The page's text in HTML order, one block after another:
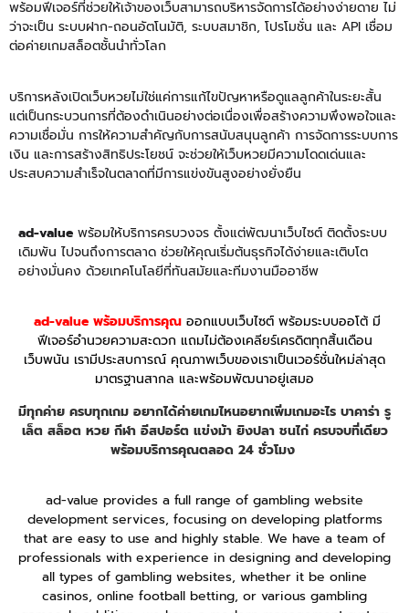
พร้อมฟีเจอร์ที่ช่วยให้เจ้าของเว็บสามารถบริหารจัดการได้อย่างง่ายดาย ไม่
ว่าจะเป็น ระบบฝาก-ถอนอัตโนมัติ, ระบบสมาชิก, โปรโมชั่น และ API เชื่อม
ต่อค่ายเกมสล็อตชั้นนำทั่วโลก
บริการหลังเปิดเว็บหวยไม่ใช่แค่การแก้ไขปัญหาหรือดูแลลูกค้าในระยะสั้น
แต่เป็นกระบวนการที่ต้องดำเนินอย่างต่อเนื่องเพื่อสร้างความพึงพอใจและ
ความเชื่อมั่น การให้ความสำคัญกับการสนับสนุนลูกค้า การจัดการระบบการ
เงิน และการสร้างสิทธิประโยชน์ จะช่วยให้เว็บหวยมีความโดดเด่นและ
ประสบความสำเร็จในตลาดที่มีการแข่งขันสูงอย่างยั่งยืน
ad-value พร้อมให้บริการครบวงจร ตั้งแต่พัฒนาเว็บไซต์ ติดตั้งระบบ
เดิมพัน ไปจนถึงการตลาด ช่วยให้คุณเริ่มต้นธุรกิจได้ง่ายและเติบโต
อย่างมั่นคง ด้วยเทคโนโลยีที่ทันสมัยและทีมงานมืออาชีพ
ad-value พร้อมบริการคุณออกแบบเว็บไซต์ พร้อมระบบออโต้มี
ฟีเจอร์อำนวยความสะดวก แถมไม่ต้องเคลียร์เครดิตทุกสิ้นเดือน
เว็บพนัน เรามีประสบการณ์ คุณภาพเว็บของเราเป็นเวอร์ชั่นใหม่ล่าสุด
มาตรฐานสากล และพร้อมพัฒนาอยู่เสมอ
มีทุกค่าย ครบทุกเกม อยากได้ค่ายเกมไหนอยากเพิ่มเกมอะไร บาคาร่า รู
เล็ต สล็อต หวย กีฬา อีสปอร์ต แข่งม้า ยิงปลา ชนไก่ ครบจบที่เดียว
พร้อมบริการคุณตลอด 24 ชั่วโมง
ad-value provides a full range of gambling website
development services, focusing on developing platforms
that are easy to use and highly stable. We have a team of
professionals with experience in designing and developing
all types of gambling websites, whether it be online
casinos, online football betting, or various gambling